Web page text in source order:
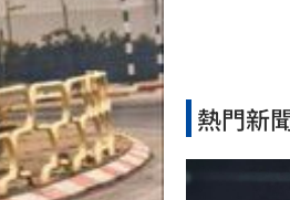
熱門新